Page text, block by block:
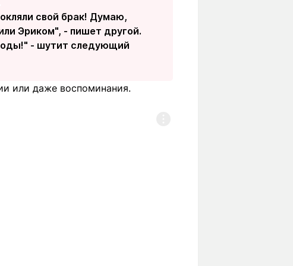
свой брак! Думаю,
Эриком", - пишет другой.
- шутит следующий
или даже воспоминания.